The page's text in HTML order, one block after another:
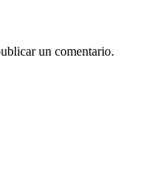
un comentario.